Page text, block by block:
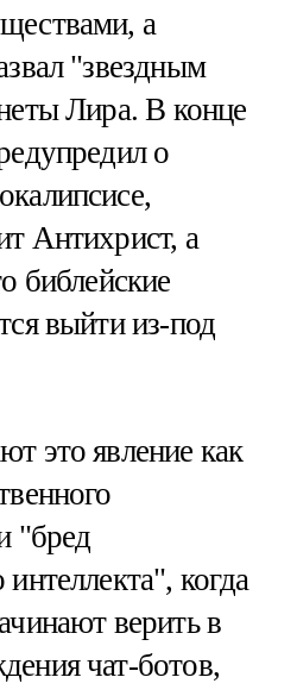
а
"звездным
Лира. В конце
о
Антихрист, а
библейские
выйти из-под
это явление как
"бред
когда
верить в
чат-ботов,